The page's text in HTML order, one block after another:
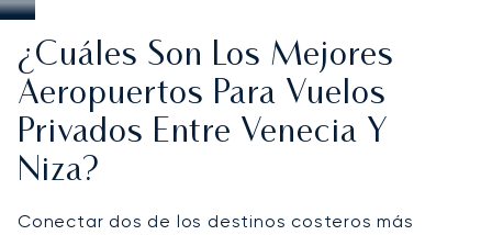
¿Cuáles Son Los Mejores
Aeropuertos Para Vuelos
Privados Entre Venecia Y
Niza?
Conectar dos de los destinos costeros más